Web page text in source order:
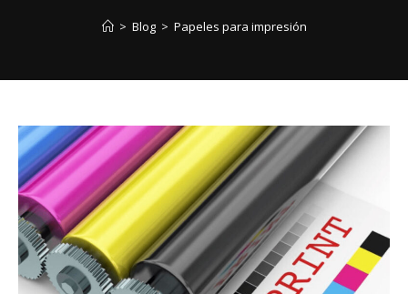
> Blog > Papeles para impresión